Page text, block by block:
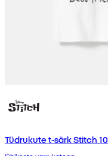
Tüdrukute t-särk Stitch